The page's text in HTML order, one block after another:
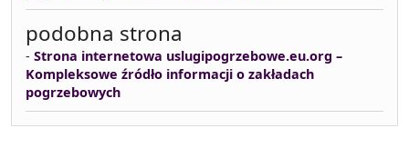
podobna strona
- Strona internetowa uslugipogrzebowe.eu.org –
Kompleksowe źródło informacji o zakładach
pogrzebowych